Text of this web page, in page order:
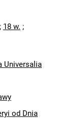
; 18 w. ;
Universalia
od Dnia